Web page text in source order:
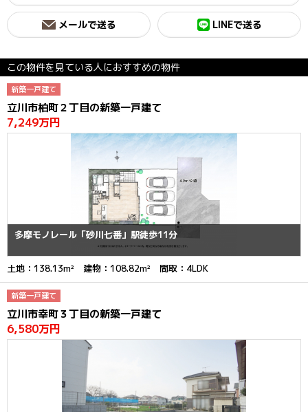
メールで送る LINEで送る
この物件を見ている人におすすめの物件
新築一戸建て
立川市柏町２丁目の新築一戸建て
7,249万円
多摩モノレール「砂川七番」駅徒歩11分
土地：138.13m² 建物：108.82m² 間取：4LDK
新築一戸建て
立川市幸町３丁目の新築一戸建て
6,580万円